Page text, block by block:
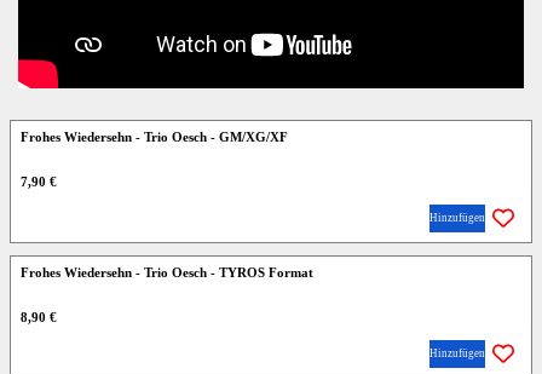
Frohes Wiedersehn - Trio Oesch - GM/XG/XF
7,90 €
Hinzufügen
Frohes Wiedersehn - Trio Oesch - TYROS Format
8,90 €
Hinzufügen